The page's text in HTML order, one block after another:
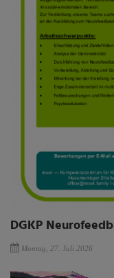
DGKP
Montag, 27. Juli 2026